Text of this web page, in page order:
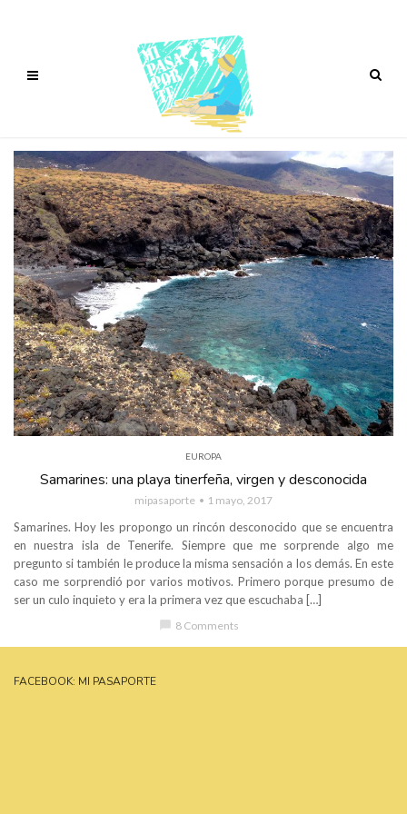
EUROPA
Samarines: una playa tinerfeña, virgen y desconocida
mipasaporte 1 mayo, 2017
Samarines. Hoy les propongo un rincón desconocido que se encuentra
en nuestra isla de Tenerife. Siempre que me sorprende algo me
pregunto si también le produce la misma sensación a los demás. En este
caso me sorprendió por varios motivos. Primero porque presumo de
ser un culo inquieto y era la primera vez que escuchaba […]
8 Comments
FACEBOOK: MI PASAPORTE